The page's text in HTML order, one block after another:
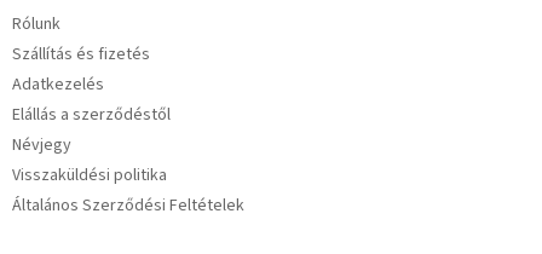
Rólunk
Szállítás és fizetés
Adatkezelés
Elállás a szerződéstől
Névjegy
Visszaküldési politika
Általános Szerződési Feltételek